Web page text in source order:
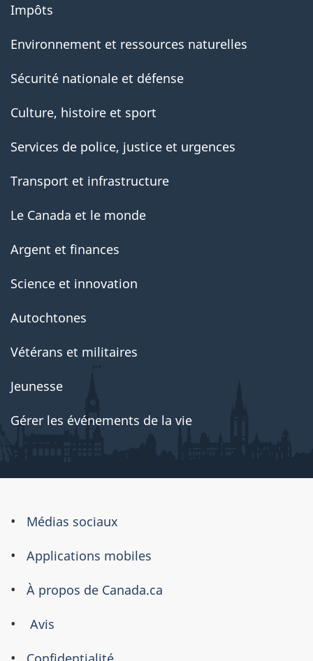
Impôts
Environnement et ressources naturelles
Sécurité nationale et défense
Culture, histoire et sport
Services de police, justice et urgences
Transport et infrastructure
Le Canada et le monde
Argent et finances
Science et innovation
Autochtones
Vétérans et militaires
Jeunesse
Gérer les événements de la vie
À
propos
ce
site
Médias sociaux
Applications mobiles
À propos de Canada.ca
Avis